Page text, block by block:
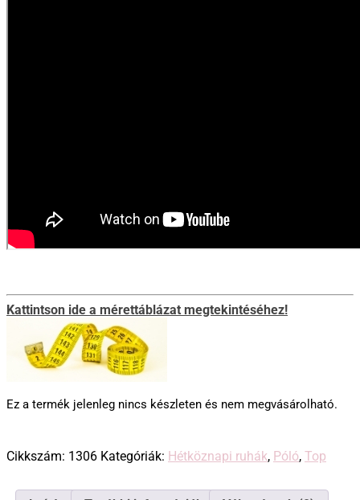
Kattintson ide a mérettáblázat megtekintéséhez!
Ez a termék jelenleg nincs készleten és nem megvásárolható.
Cikkszám: 1306 Kategóriák: Hétköznapi ruhák, Póló, Top